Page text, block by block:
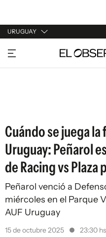
URUGUAY
URUGUAY
ARGENTINA
Cuándo se juega la
Uruguay: Peñarol
de Racing vs Plaza
Peñarol venció a
miércoles en el Parque
AUF Uruguay
15 de octubre 2025 23:30 hs